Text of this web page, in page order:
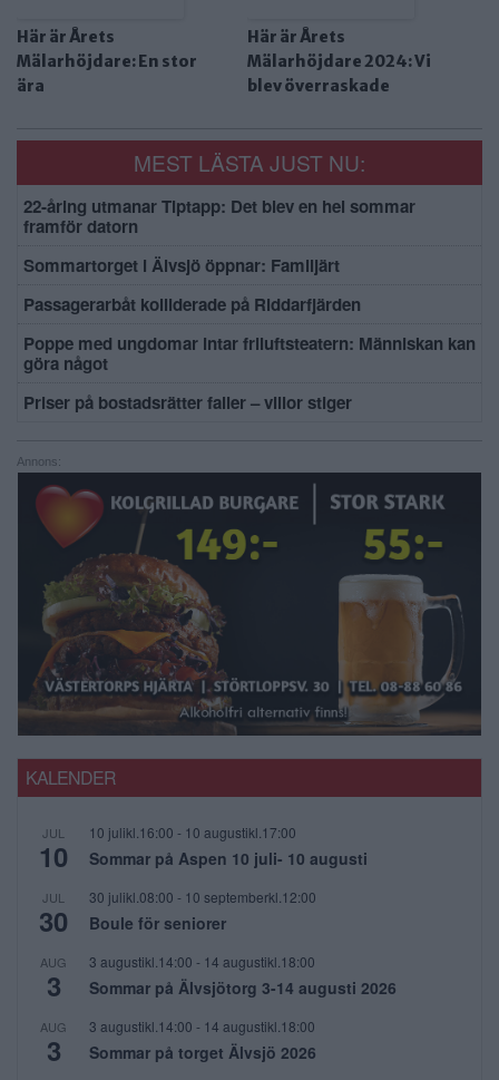
Här är Årets
Mälarhöjdare: En stor
ära
Här är Årets
Mälarhöjdare 2024: Vi
blev överraskade
MEST LÄSTA JUST NU:
22-åring utmanar Tiptapp: Det blev en hel sommar
framför datorn
Sommartorget i Älvsjö öppnar: Familjärt
Passagerarbåt kolliderade på Riddarfjärden
Poppe med ungdomar intar friluftsteatern: Människan kan
göra något
Priser på bostadsrätter faller – villor stiger
Annons:
KALENDER
JUL
10
10 julikl.16:00 - 10 augustikl.17:00
Sommar på Aspen 10 juli- 10 augusti
JUL
30
30 julikl.08:00 - 10 septemberkl.12:00
Boule för seniorer
AUG
3
3 augustikl.14:00 - 14 augustikl.18:00
Sommar på Älvsjötorg 3-14 augusti 2026
AUG
3
3 augustikl.14:00 - 14 augustikl.18:00
Sommar på torget Älvsjö 2026